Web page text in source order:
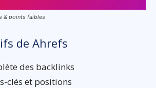
& points faibles
de Ahrefs
des backlinks
clés et positions